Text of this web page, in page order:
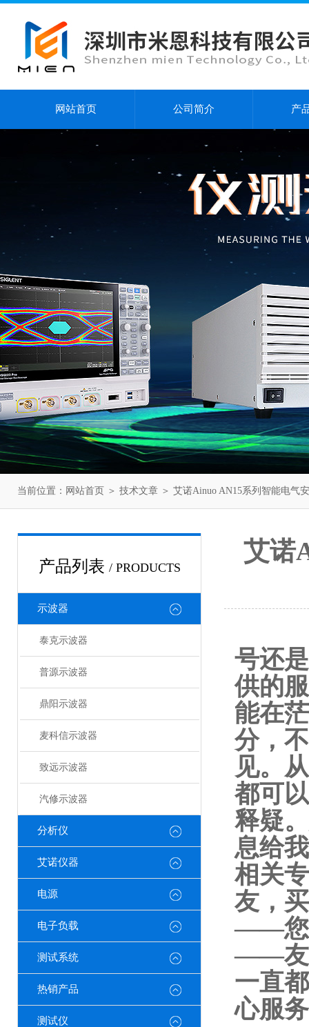
网站首页 公司简介 产
当前位置： 网站首页 ＞ 技术文章 ＞ 艾诺Ainuo AN15系列智能电气
产品列表 / PRODUCTS
示波器
泰克示波器
普源示波器
鼎阳示波器
麦科信示波器
致远示波器
汽修示波器
分析仪
艾诺仪器
电源
电子负载
测试系统
热销产品
测试仪
艾诺
号还
供的
能在
分，
见。
都可
释疑
息给
相关
友，
——您
——友
一直
心服